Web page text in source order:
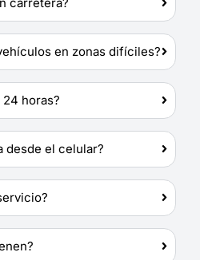
en zonas difíciles?
horas?
desde el celular?